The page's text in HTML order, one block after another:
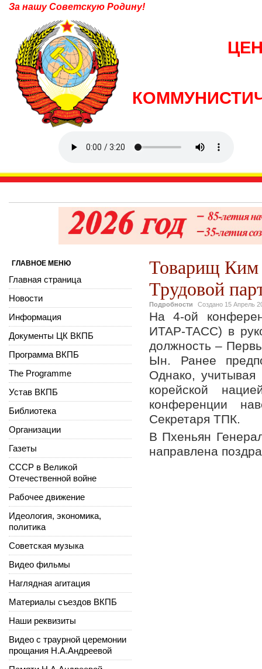
За нашу Советскую Родину!
Товарищ Ким
Трудовой
Подробности Создано 15 Апрель
На 4-ой
ИТАР-ТАСС) в
должность –
Ын. Ранее
Однако,
корейской
конференции
Секретаря ТПК.
В Пхеньян
направлена
ГЛАВНОЕ МЕНЮ
Главная страница
Новости
Информация
Документы ЦК ВКПБ
Программа ВКПБ
The Programme
Устав ВКПБ
Библиотека
Организации
Газеты
СССР в Великой
Отечественной войне
Рабочее движение
Идеология, экономика,
политика
Советская музыка
Видео фильмы
Наглядная агитация
Материалы съездов ВКПБ
Наши реквизиты
Видео с траурной церемонии
прощания Н.А.Андреевой